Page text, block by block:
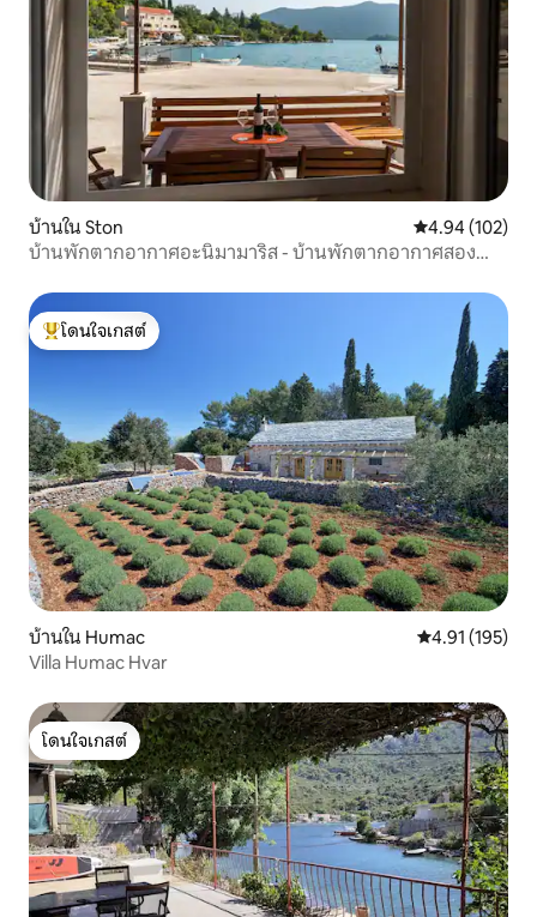
บ้านใน Ston คะแนนเฉลี่ย
4.94 (102)
บ้านพักตากอากาศอะนิมามาริส - บ้านพักตากอากาศสอง
โดนใจเกสต์ที่สุด
โดนใจเกสต์
บ้านใน Humac คะแนนเฉลี่ย
4.91 (195)
Villa Humac Hvar
โดนใจเกสต์
โดนใจเกสต์